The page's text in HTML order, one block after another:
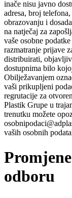
inače nisu javno
adresa, broj
obrazovanju i
na natječaj za
vaše osobne
razmatranje prijave
distribuirati,
dostupnima bilo
Obilježavanjem
vaši prikupljeni
regrutacije za
Plastik Grupe u
trenutku možete
vaših osobnih
odboru